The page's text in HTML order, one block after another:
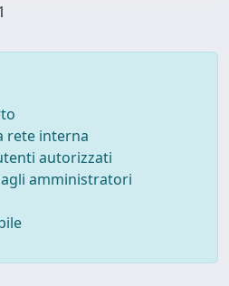
rete interna
autorizzati
amministratori